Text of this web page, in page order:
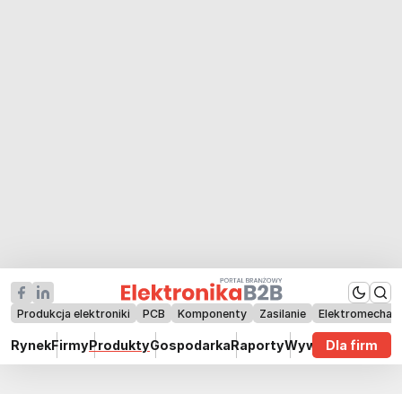
Produkcja elektroniki PCB Komponenty Zasilanie
RynekFirmyProduktyGospodarkaRaportyWywiadyDla firm